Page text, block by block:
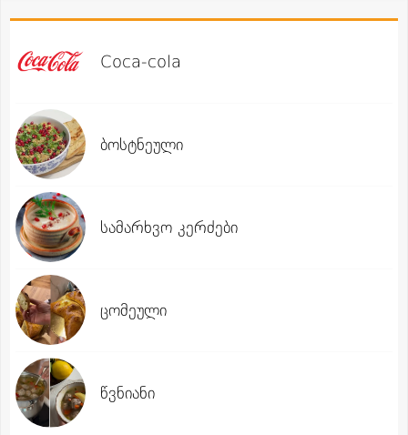
Coca-cola
ბოსტნეული
სამარხვო კერძები
ცომეული
წვნიანი